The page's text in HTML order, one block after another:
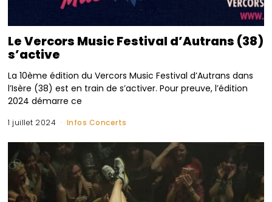
Le Vercors Music Festival d’Autrans (38)
s’active
La 10ème édition du Vercors Music Festival d’Autrans dans
l’Isère (38) est en train de s’activer. Pour preuve, l’édition
2024 démarre ce
1 juillet 2024 Infos Concerts